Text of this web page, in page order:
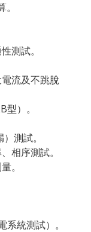
測試。
流及不跳脫
型）。
測試。
相序測試。
。
系統測試）。